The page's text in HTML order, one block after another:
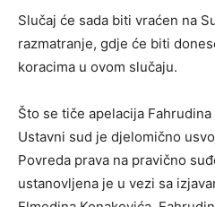
Slučaj će sada biti vraćen na
razmatranje, gdje će biti
koracima u ovom slučaju.
Što se tiče apelacija
Ustavni sud je djelomično
Povreda prava na pravično
ustanovljena je u vezi sa